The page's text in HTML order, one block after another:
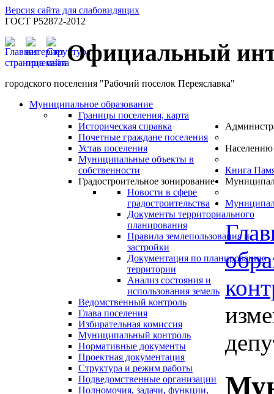
Версия сайта для слабовидящих
ГОСТ Р52872-2012
Официальный
городского поселения "Рабочий поселок Переяславка"
Муниципальное образование
Границы поселения, карта
Историческая справка
Почетные граждане поселения
Устав поселения
Муниципальные объекты в
собственности
Градостроительное зонирование
Новости в сфере
градостроительства
Документы территориального
планирования
Правила землепользования и
застройки
Документация по планированию
территории
Анализ состояния и
использования земель
Ведомственный контроль
Глава поселения
Избирательная комиссия
Муниципальный контроль
Нормативные документы
Проектная документация
Структура и режим работы
Подведомственные организации
Полномочия, задачи, функции,
Населению
Книга